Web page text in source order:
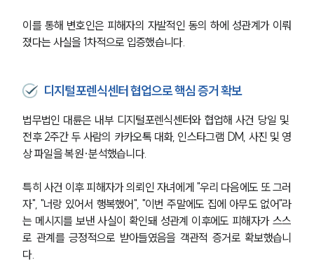
이를 통해 변호인은 피해자의 자발적인 동의 하에 성관계가 이뤄
졌다는 사실을 1차적으로 입증했습니다.
디지털포렌식센터 협업으로 핵심 증거 확보
법무법인 대륜은 내부 디지털포렌식센터와 협업해 사건 당일 및
전후 2주간 두 사람의 카카오톡 대화, 인스타그램 DM, 사진 및 영
상 파일을 복원·분석했습니다.
특히 사건 이후 피해자가 의뢰인 자녀에게 "우리 다음에도 또 그러
자", "너랑 있어서 행복했어", "이번 주말에도 집에 아무도 없어"라
는 메시지를 보낸 사실이 확인돼 성관계 이후에도 피해자가 스스
로 관계를 긍정적으로 받아들였음을 객관적 증거로 확보했습니
다.